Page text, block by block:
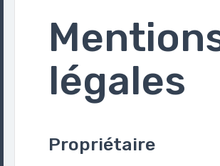
légales
Propriétaire